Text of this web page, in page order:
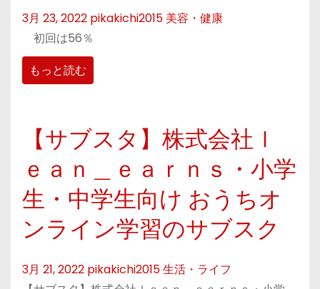
3月 23, 2022 pikakichi2015 美容・健康
初回は56％
もっと読む
【サブスタ】株式会社ｌ
ｅａｎ＿ｅａｒｎｓ・小学
生・中学生向け おうちオ
ンライン学習のサブスク
3月 21, 2022 pikakichi2015生活・ライフ